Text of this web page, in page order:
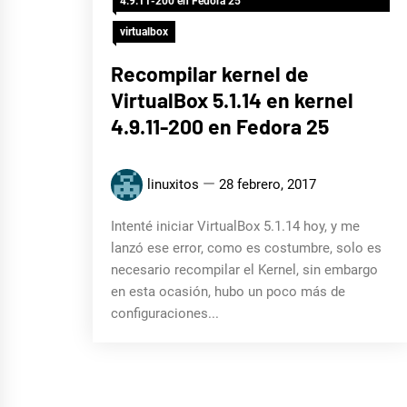
virtualbox
Recompilar kernel de
VirtualBox 5.1.14 en kernel
4.9.11-200 en Fedora 25
linuxitos 28 febrero, 2017
Intenté iniciar VirtualBox 5.1.14 hoy, y me
lanzó ese error, como es costumbre, solo es
necesario recompilar el Kernel, sin embargo
en esta ocasión, hubo un poco más de
configuraciones...